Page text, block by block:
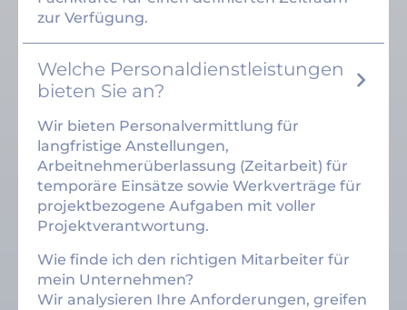
zur Verfügung.
Welche Personaldienstleistungen
bieten Sie an?
Wir bieten Personalvermittlung für
langfristige Anstellungen,
Arbeitnehmerüberlassung (Zeitarbeit) für
temporäre Einsätze sowie Werkverträge für
projektbezogene Aufgaben mit voller
Projektverantwortung.
Wie finde ich den richtigen Mitarbeiter für
mein Unternehmen?
Wir analysieren Ihre Anforderungen, greifen